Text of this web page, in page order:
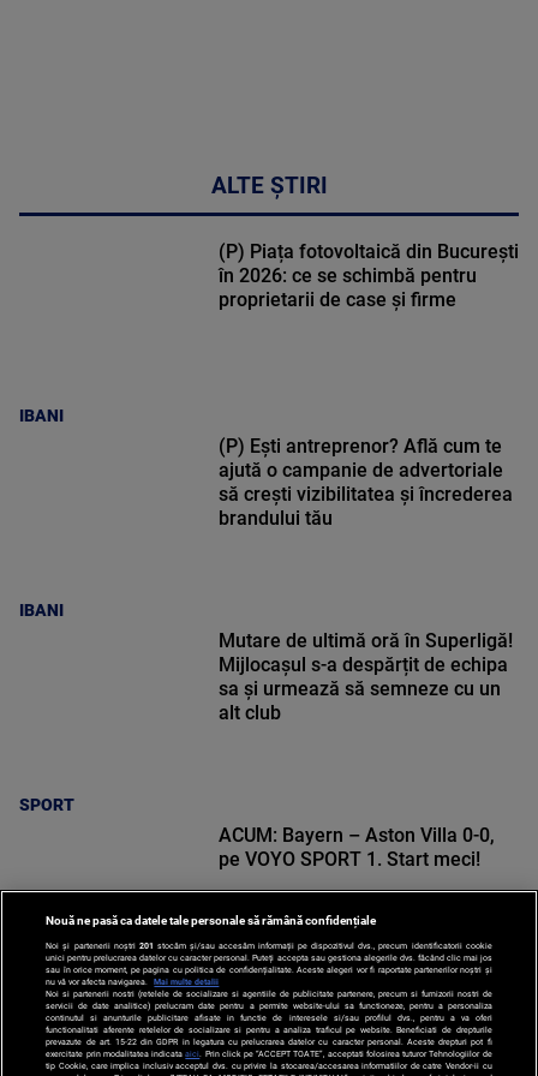
ALTE ȘTIRI
IBANI
(P) Piața fotovoltaică din București
în 2026: ce se schimbă pentru
proprietarii de case și firme
IBANI
(P) Ești antreprenor? Află cum te
ajută o campanie de advertoriale
să crești vizibilitatea și încrederea
brandului tău
SPORT
Mutare de ultimă oră în Superligă!
Mijlocașul s-a despărțit de echipa
sa și urmează să semneze cu un
alt club
SPORT
ACUM: Bayern – Aston Villa 0-0,
pe VOYO SPORT 1. Start meci!
Nouă ne pasă ca datele tale personale să rămână confidențiale
Noi și partenerii noștri 201 stocăm și/sau accesăm informații pe dispozitivul dvs., precum identificatorii cookie
unici pentru prelucrarea datelor cu caracter personal. Puteți accepta sau gestiona alegerile dvs. făcând clic mai jos
sau în orice moment, pe pagina cu politica de confidențialitate. Aceste alegeri vor fi raportate partenerilor noștri și
nu vă vor afecta navigarea.
Mai multe detalii
Noi si partenerii nostri (retelele de socializare si agentiile de publicitate partenere, precum si furnizorii nostri de
servicii de date analitice) prelucram date pentru a permite website-ului sa functioneze, pentru a personaliza
continutul si anunturile publicitare afisate in functie de interesele si/sau profilul dvs., pentru a va oferi
functionalitati aferente retelelor de socializare si pentru a analiza traficul pe website. Beneficiati de drepturile
prevazute de art. 15-22 din GDPR in legatura cu prelucrarea datelor cu caracter personal. Aceste drepturi pot fi
exercitate prin modalitatea indicataaici . Prin click pe “ACCEPT TOATE”, acceptati folosirea tuturor Tehnologiilor de
tip Cookie, care implica inclusiv acceptul dvs. cu privire la stocarea/accesarea informatiilor de catre Vendor-ii cu